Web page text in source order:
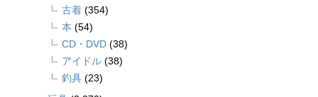
古着 (354)
本 (54)
CD・DVD (38)
アイドル (38)
釣具 (23)